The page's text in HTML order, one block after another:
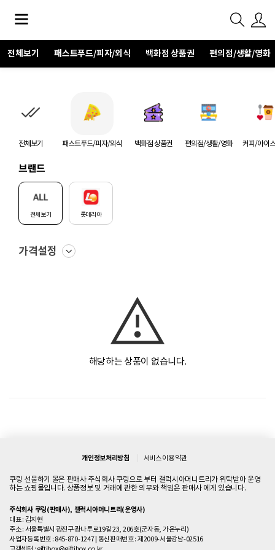
전체보기 패스트푸드/피자/외식 백화점 상품권 편의점/생활/영화
전체보기 패스트푸드/피자/외식 백화점 상품권 편의점/생활/영화 커피/아이
브랜드
전체보기 롯데리아
가격설정
해당하는 상품이 없습니다.
개인정보처리방침 서비스 이용 약관
쿠링 선물하기 몰은 판매사 주식회사 쿠링으로 부터 갤럭시아머니트리가 위탁받아 운영
하는 쇼핑몰입니다. 상품정보 및 거래에 관한 의무와 책임은 판매사 에게 있습니다.
주식회사 쿠링(판매사), 갤럭시아머니트리(운영사)
대표 : 김지현
주소 : 서울특별시 광진구 광나루로19길 23, 206호(군자동, 가온누리)
사업자등록번호 : 845-870-1247| 통신판매번호 : 제2009-서울강남-02516